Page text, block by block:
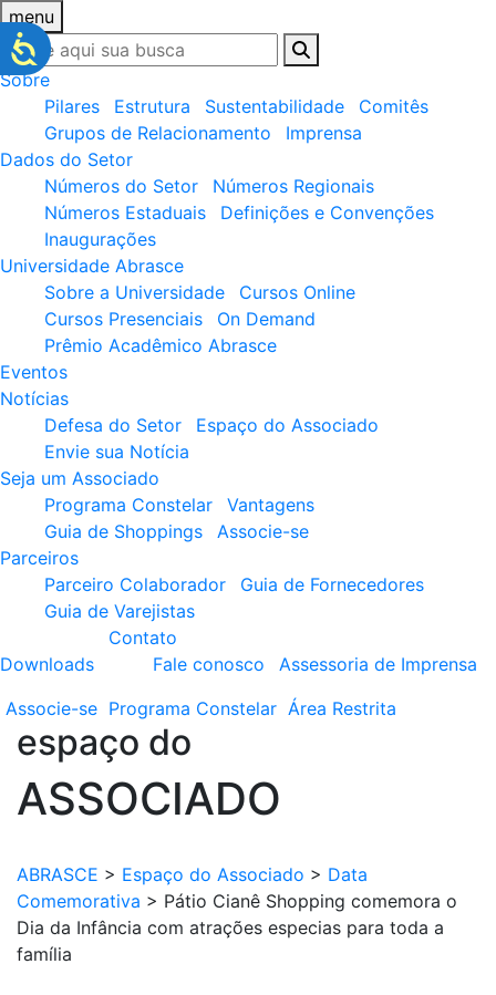
menu
Sobre
Pilares
Estrutura Sustentabilidade
Comitês
Grupos de Relacionamento
Imprensa
Dados do Setor
Números do Setor
Números Regionais
Números Estaduais
Definições e Convenções
Inaugurações
Universidade Abrasce
Sobre a Universidade
Cursos Online
Cursos Presenciais
On Demand
Prêmio Acadêmico Abrasce
Eventos
Notícias
Defesa do Setor
Espaço do Associado
Envie sua Notícia
Seja um Associado
Programa Constelar
Vantagens
Guia de Shoppings
Associe-se
Parceiros
Parceiro Colaborador
Guia de Fornecedores
Guia de Varejistas
Downloads
Contato
Fale conosco
Assessoria de Imprensa
Associe-se Programa Constelar Área Restrita
espaço do
ASSOCIADO
ABRASCE > Espaço do Associado > Data
Comemorativa > Pátio Cianê Shopping comemora o
Dia da Infância com atrações especias para toda a
família